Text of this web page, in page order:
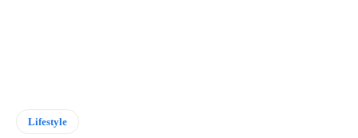
Lifestyle